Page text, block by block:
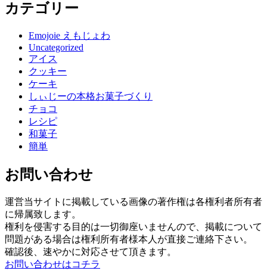
カテゴリー
Emojoie えもじょわ
Uncategorized
アイス
クッキー
ケーキ
しぃじーの本格お菓子づくり
チョコ
レシピ
和菓子
簡単
お問い合わせ
運営当サイトに掲載している画像の著作権は各権利者所有者
に帰属致します。
権利を侵害する目的は一切御座いませんので、掲載について
問題がある場合は権利所有者様本人が直接ご連絡下さい。
確認後、速やかに対応させて頂きます。
お問い合わせはコチラ